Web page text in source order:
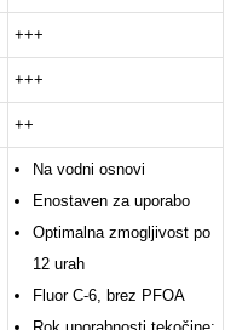
+++
+++
++
Na vodni osnovi
Enostaven za uporabo
Optimalna zmogljivost po
12 urah
Fluor C-6, brez PFOA